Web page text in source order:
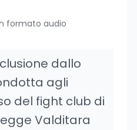
formato audio
dallo
agli
del fight club di
Valditara